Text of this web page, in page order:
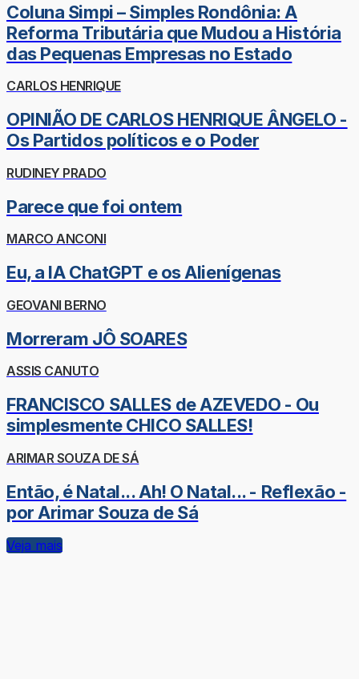
Coluna Simpi – Simples Rondônia: A
Reforma Tributária que Mudou a História
das Pequenas Empresas no Estado
CARLOS HENRIQUE
OPINIÃO DE CARLOS HENRIQUE ÂNGELO -
Os Partidos políticos e o Poder
RUDINEY PRADO
Parece que foi ontem
MARCO ANCONI
Eu, a IA ChatGPT e os Alienígenas
GEOVANI BERNO
Morreram JÔ SOARES
ASSIS CANUTO
FRANCISCO SALLES de AZEVEDO - Ou
simplesmente CHICO SALLES!
ARIMAR SOUZA DE SÁ
Então, é Natal... Ah! O Natal... - Reflexão -
por Arimar Souza de Sá
Veja mais